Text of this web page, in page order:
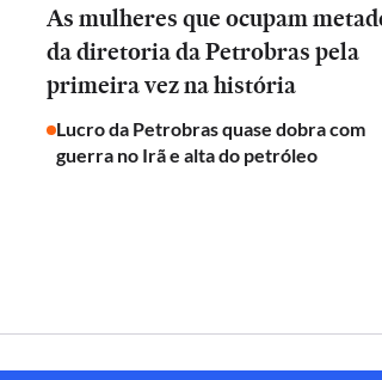
As mulheres que ocupam
da diretoria da Petrobras pela
primeira vez na história
Lucro da Petrobras quase dobra com
guerra no Irã e alta do petróleo